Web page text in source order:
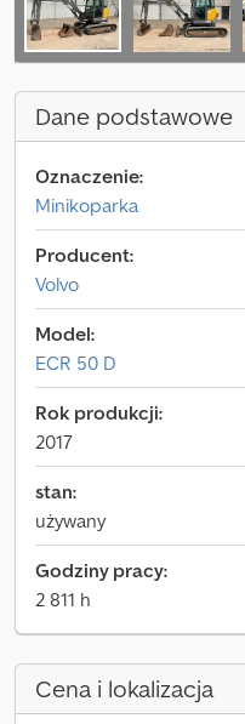
Dane podstawowe
Oznaczenie:
Minikoparka
Producent:
Volvo
Model:
ECR 50 D
Rok produkcji:
2017
stan:
używany
Godziny pracy:
2 811 h
Cena i lokalizacja